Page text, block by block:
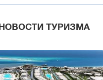
НОВОСТИ ТУРИЗМА